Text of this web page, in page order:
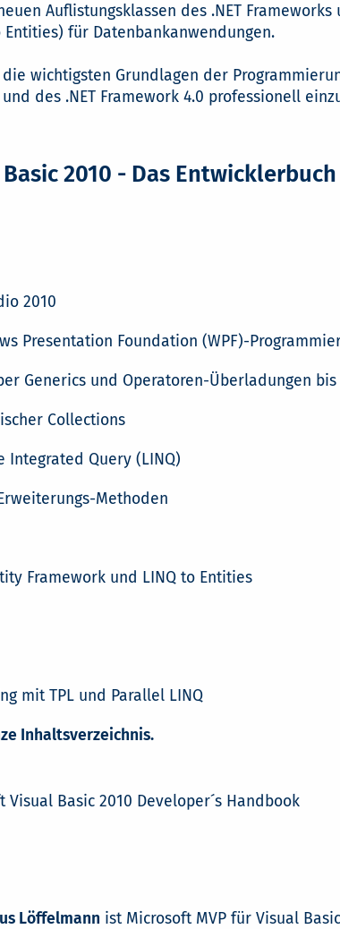
Auflistungsklassen des .NET
Entities) für Datenbankanwendungen.
wichtigsten Grundlagen der
des .NET Framework 4.0 professionell
2010 - Das Entwicklerbuch
2010
Presentation Foundation (WPF)-
Generics und Operatoren-Überladungen
Collections
Integrated Query (LINQ)
Methoden
Framework und LINQ to Entities
mit TPL und Parallel LINQ
Inhaltsverzeichnis.
Visual Basic 2010 Developer´s Handbook
Löffelmann ist Microsoft MVP für Visual